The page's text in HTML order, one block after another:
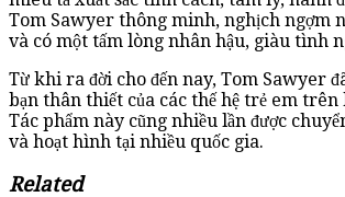
Tom Sawyer thông minh, nghịch ngợm
và có một tấm lòng nhân hậu, giàu tình
Từ khi ra đời cho đến nay, Tom Sawyer
bạn thân thiết của các thế hệ trẻ em trên
Tác phẩm này cũng nhiều lần được
và hoạt hình tại nhiều quốc gia.
Related